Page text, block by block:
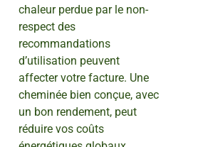
chaleur perdue par le non-
respect des
recommandations
d’utilisation peuvent
affecter votre facture. Une
cheminée bien conçue, avec
un bon rendement, peut
réduire vos coûts